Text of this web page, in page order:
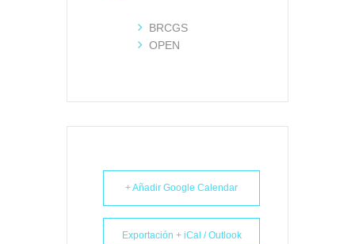
BRCGS
OPEN
+ Añadir Google Calendar
Exportación + iCal / Outlook